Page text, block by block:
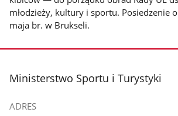
młodzieży, kultury i sportu. Posiedzenie
maja br. w Brukseli.
stopka
Ministerstwo Sportu i Turystyki
ADRES